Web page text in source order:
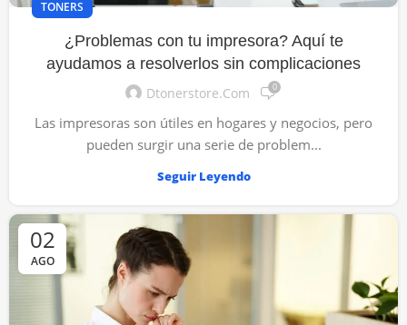
TONERS
¿Problemas con tu impresora? Aquí te
ayudamos a resolverlos sin complicaciones
Dtonerstore.com 0
Las impresoras son útiles en hogares y negocios, pero
pueden surgir una serie de problem...
Seguir Leyendo
02
AGO